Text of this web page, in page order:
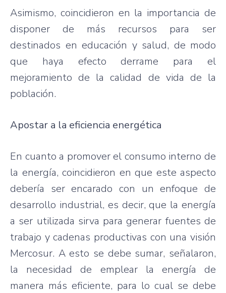
Asimismo, coincidieron en la importancia de
disponer de más recursos para ser
destinados en educación y salud, de modo
que haya efecto derrame para el
mejoramiento de la calidad de vida de la
población.
Apostar a la eficiencia energética
En cuanto a promover el consumo interno de
la energía, coincidieron en que este aspecto
debería ser encarado con un enfoque de
desarrollo industrial, es decir, que la energía
a ser utilizada sirva para generar fuentes de
trabajo y cadenas productivas con una visión
Mercosur. A esto se debe sumar, señalaron,
la necesidad de emplear la energía de
manera más eficiente, para lo cual se debe